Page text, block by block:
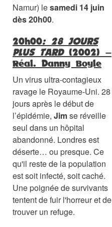
Namur) lesamedi 14 juin
dès 20h00.
20h00: 28 JOURS
PLUS TARD(2002) –
Réal. Danny Boyle
Un virus ultra-contagieux
ravage le Royaume-Uni. 28
jours après le début de
l’épidémie, Jimse réveille
seul dans un hôpital
abandonné. Londres est
déserte… ou presque. Ce
qu'il reste de la population
est soit infecté, soit caché.
Une poignée de survivants
tentent de fuir l'horreur et de
trouver un refuge.